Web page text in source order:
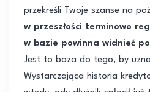
przekreśli Twoje szanse na
w przeszłości terminowo
w bazie powinna widnieć
Jest to baza do tego, by
Wystarczająca historia